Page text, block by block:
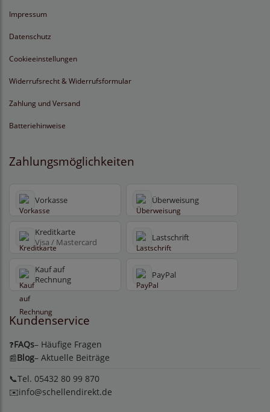
Impressum
Datenschutz
Cookieeinstellungen
Widerrufsrecht & Widerrufsformular
Zahlung und Versand
Batteriehinweise
Zahlungsmöglichkeiten
Vorkasse Überweisung
Kreditkarte
Visa / Mastercard Lastschrift
Kauf auf
Rechnung
PayPal
Kundenservice
❓FAQs– Häufige Fragen
📰Blog– Aktuelle Beiträge
📞Tel. 05432 80 99 870
✉️info@schellendirekt.de